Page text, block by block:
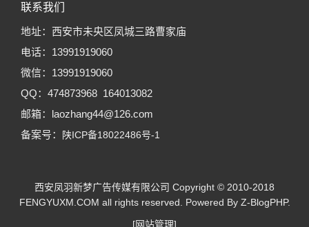
联系我们
地址：西安市未央区凤城三路曹家庙
电话：13991919060
微信：13991919060
QQ：474873968 164013082
邮箱：laozhang44@126.com
备案号：
陕ICP备18022486号-1
西安凤羽新梦广告传媒有限公司 Copyright © 2010-2018
FENGYUXM.COM all rights reserved. Powered By Z-BlogPHP.
[网站管理]